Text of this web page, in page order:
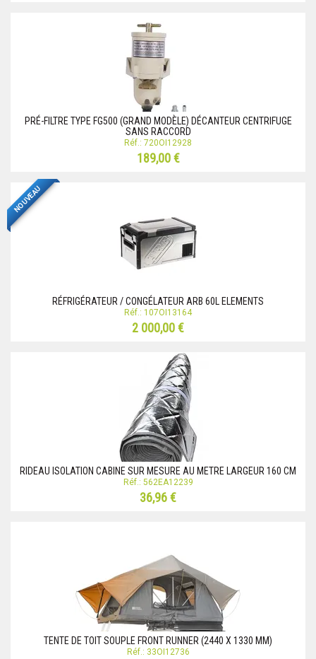
PRÉ-FILTRE TYPE FG500 (GRAND MODÈLE) DÉCANTEUR CENTRIFUGE
SANS RACCORD
Réf.: 720OI12928
189,00 €
NOUVEAU
RÉFRIGÉRATEUR / CONGÉLATEUR ARB 60L ELEMENTS
Réf.: 107OI13164
2 000,00 €
RIDEAU ISOLATION CABINE SUR MESURE AU METRE LARGEUR 160 CM
Réf.: 562EA12239
36,96 €
TENTE DE TOIT SOUPLE FRONT RUNNER (2440 X 1330 MM)
Réf.: 33OI12736